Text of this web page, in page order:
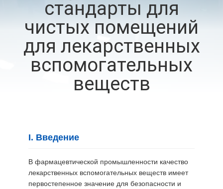
ЗАВОДУ
КОНТРОЛЬ
КАЧЕСТВА
СВЯЖИТЕСЬ
СЛУЧАИ
стандарты для
чистых помещений
для лекарственных
вспомогательных
веществ
I. Введение
В фармацевтической промышленности качество
лекарственных вспомогательных веществ имеет
первостепенное значение для безопасности и